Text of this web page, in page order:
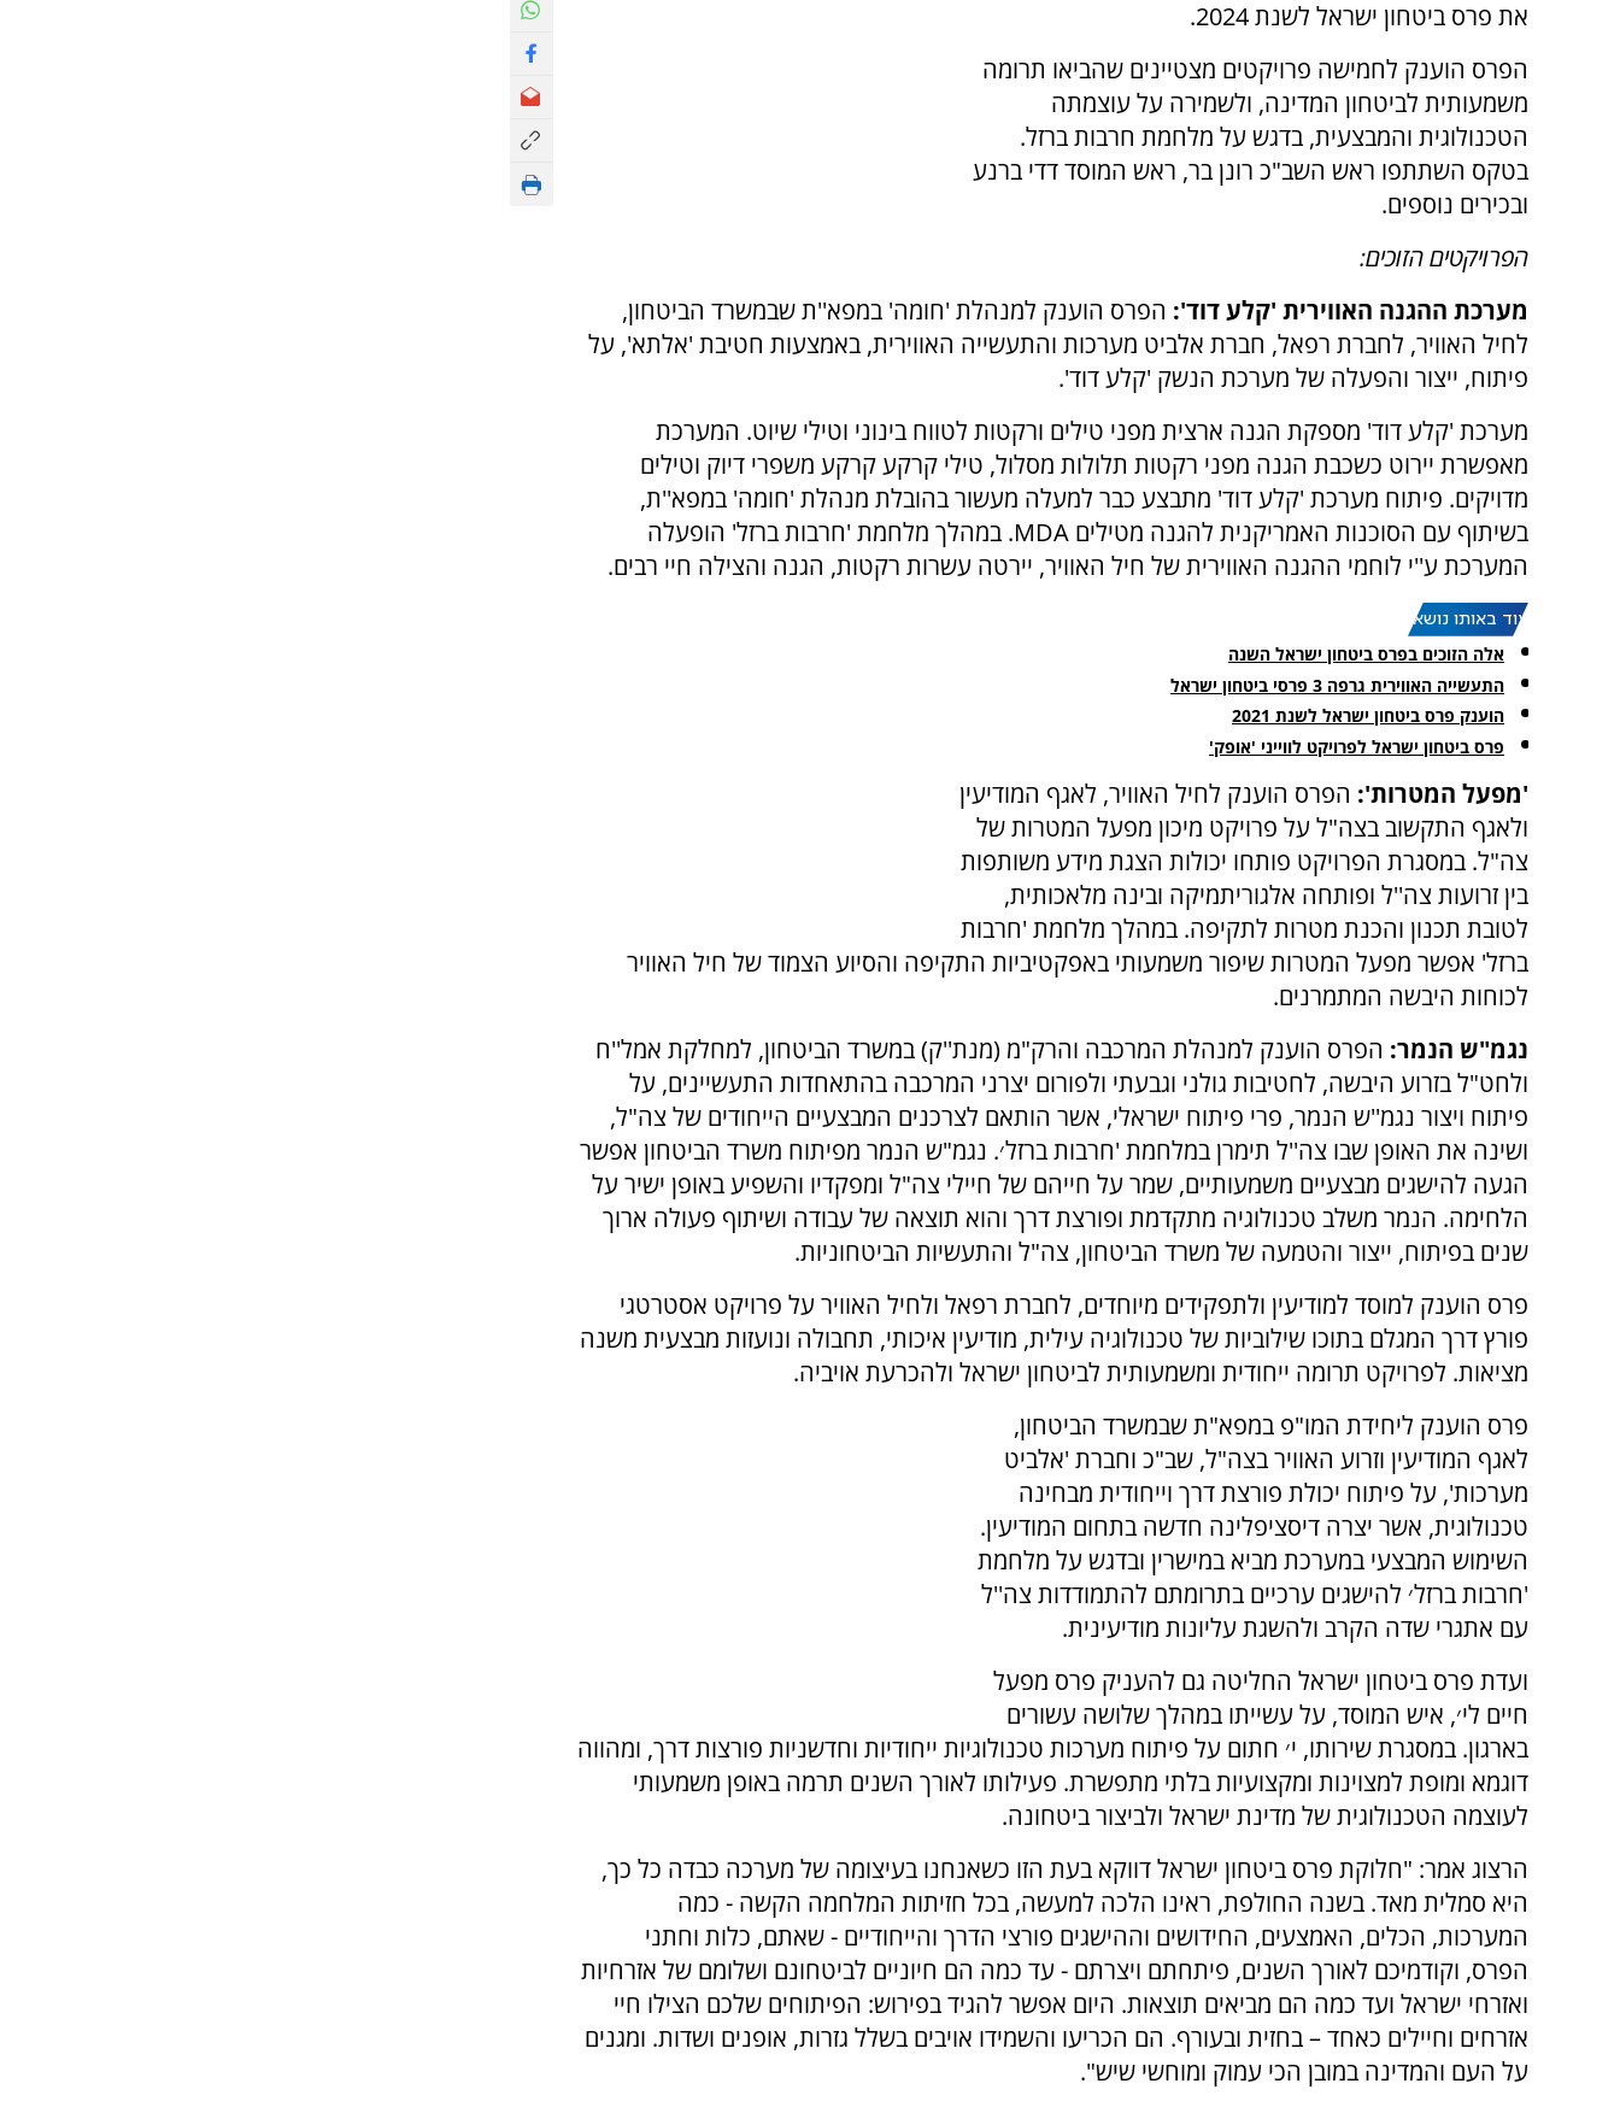
את פרס ביטחון ישראל לשנת 2024.
הפרס הוענק לחמישה פרויקטים מצטיינים שהביאו תרומה
משמעותית לביטחון המדינה, ולשמירה על עוצמתה
הטכנולוגית והמבצעית, בדגש על מלחמת חרבות ברזל.
בטקס השתתפו ראש השב"כ רונן בר, ראש המוסד דדי ברנע
ובכירים נוספים.
הפרויקטים הזוכים:
מערכת ההגנה האווירית 'קלע דוד': הפרס הוענק למנהלת 'חומה' במפא''ת שבמשרד הביטחון,
לחיל האוויר, לחברת רפאל, חברת אלביט מערכות והתעשייה האווירית, באמצעות חטיבת 'אלתא', על
פיתוח, ייצור והפעלה של מערכת הנשק 'קלע דוד'.
מערכת 'קלע דוד' מספקת הגנה ארצית מפני טילים ורקטות לטווח בינוני וטילי שיוט. המערכת
מאפשרת יירוט כשכבת הגנה מפני רקטות תלולות מסלול, טילי קרקע קרקע משפרי דיוק וטילים
מדויקים. פיתוח מערכת 'קלע דוד' מתבצע כבר למעלה מעשור בהובלת מנהלת 'חומה' במפא''ת,
בשיתוף עם הסוכנות האמריקנית להגנה מטילים MDA. במהלך מלחמת 'חרבות ברזל' הופעלה
המערכת ע''י לוחמי ההגנה האווירית של חיל האוויר, יירטה עשרות רקטות, הגנה והצילה חיי רבים.
עוד באותו נושא:
אלה הזוכים בפרס ביטחון ישראל השנה
התעשייה האווירית גרפה 3 פרסי ביטחון ישראל
הוענק פרס ביטחון ישראל לשנת 2021
פרס ביטחון ישראל לפרויקט לווייני 'אופק'
'מפעל המטרות': הפרס הוענק לחיל האוויר, לאגף המודיעין
ולאגף התקשוב בצה"ל על פרויקט מיכון מפעל המטרות של
צה"ל. במסגרת הפרויקט פותחו יכולות הצגת מידע משותפות
בין זרועות צה''ל ופותחה אלגוריתמיקה ובינה מלאכותית,
לטובת תכנון והכנת מטרות לתקיפה. במהלך מלחמת 'חרבות
ברזל' אפשר מפעל המטרות שיפור משמעותי באפקטיביות התקיפה והסיוע הצמוד של חיל האוויר
לכוחות היבשה המתמרנים.
נגמ"ש הנמר: הפרס הוענק למנהלת המרכבה והרק"מ (מנת''ק) במשרד הביטחון, למחלקת אמל''ח
ולחט"ל בזרוע היבשה, לחטיבות גולני וגבעתי ולפורום יצרני המרכבה בהתאחדות התעשיינים, על
פיתוח ויצור נגמ''ש הנמר, פרי פיתוח ישראלי, אשר הותאם לצרכנים המבצעיים הייחודים של צה"ל,
ושינה את האופן שבו צה''ל תימרן במלחמת 'חרבות ברזל׳. נגמ"ש הנמר מפיתוח משרד הביטחון אפשר
הגעה להישגים מבצעיים משמעותיים, שמר על חייהם של חיילי צה"ל ומפקדיו והשפיע באופן ישיר על
הלחימה. הנמר משלב טכנולוגיה מתקדמת ופורצת דרך והוא תוצאה של עבודה ושיתוף פעולה ארוך
שנים בפיתוח, ייצור והטמעה של משרד הביטחון, צה"ל והתעשיות הביטחוניות.
פרס הוענק למוסד למודיעין ולתפקידים מיוחדים, לחברת רפאל ולחיל האוויר על פרויקט אסטרטגי
פורץ דרך המגלם בתוכו שילוביות של טכנולוגיה עילית, מודיעין איכותי, תחבולה ונועזות מבצעית משנה
מציאות. לפרויקט תרומה ייחודית ומשמעותית לביטחון ישראל ולהכרעת אויביה.
פרס הוענק ליחידת המו"פ במפא"ת שבמשרד הביטחון,
לאגף המודיעין וזרוע האוויר בצה"ל, שב"כ וחברת 'אלביט
מערכות', על פיתוח יכולת פורצת דרך וייחודית מבחינה
טכנולוגית, אשר יצרה דיסציפלינה חדשה בתחום המודיעין.
השימוש המבצעי במערכת מביא במישרין ובדגש על מלחמת
'חרבות ברזל׳ להישגים ערכיים בתרומתם להתמודדות צה''ל
עם אתגרי שדה הקרב ולהשגת עליונות מודיעינית.
ועדת פרס ביטחון ישראל החליטה גם להעניק פרס מפעל
חיים לי׳, איש המוסד, על עשייתו במהלך שלושה עשורים
בארגון. במסגרת שירותו, י׳ חתום על פיתוח מערכות טכנולוגיות ייחודיות וחדשניות פורצות דרך, ומהווה
דוגמא ומופת למצוינות ומקצועיות בלתי מתפשרת. פעילותו לאורך השנים תרמה באופן משמעותי
לעוצמה הטכנולוגית של מדינת ישראל ולביצור ביטחונה.
הרצוג אמר: "חלוקת פרס ביטחון ישראל דווקא בעת הזו כשאנחנו בעיצומה של מערכה כבדה כל כך,
היא סמלית מאד. בשנה החולפת, ראינו הלכה למעשה, בכל חזיתות המלחמה הקשה - כמה
המערכות, הכלים, האמצעים, החידושים וההישגים פורצי הדרך והייחודיים - שאתם, כלות וחתני
הפרס, וקודמיכם לאורך השנים, פיתחתם ויצרתם - עד כמה הם חיוניים לביטחונם ושלומם של אזרחיות
ואזרחי ישראל ועד כמה הם מביאים תוצאות. היום אפשר להגיד בפירוש: הפיתוחים שלכם הצילו חיי
אזרחים וחיילים כאחד – בחזית ובעורף. הם הכריעו והשמידו אויבים בשלל גזרות, אופנים ושדות. ומגנים
על העם והמדינה במובן הכי עמוק ומוחשי שיש".